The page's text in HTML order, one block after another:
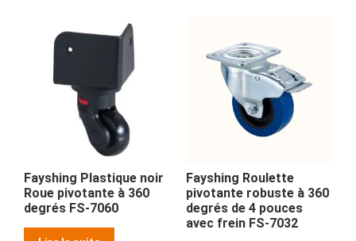
Fayshing Plastique noir
Roue pivotante à 360
degrés FS-7060
Fayshing Roulette
pivotante robuste à 360
degrés de 4 pouces
avec frein FS-7032